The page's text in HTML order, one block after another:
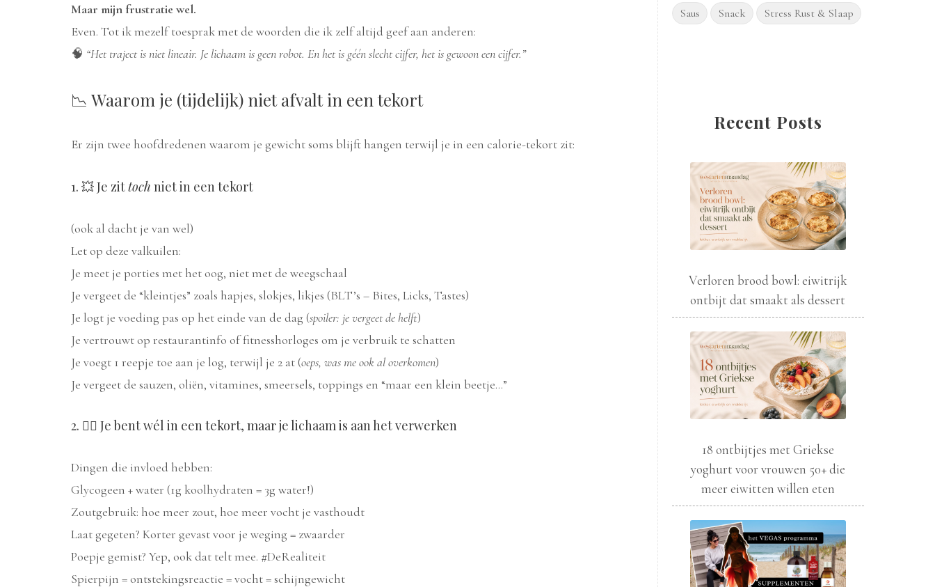
Maar mijn frustratie wel.
Even. Tot ik mezelf toesprak met de woorden die ik zelf altijd geef aan anderen:
🧠 “Het traject is niet lineair. Je lichaam is geen robot. En het is géén slecht cijfer, het is gewoon een cijfer.”
📉 Waarom je (tijdelijk) niet afvalt in een tekort
Er zijn twee hoofdredenen waarom je gewicht soms blijft hangen terwijl je in een calorie-tekort zit:
1. 💥 Je zittoch niet in een tekort
(ook al dacht je van wel)
Let op deze valkuilen:
Je meet je porties met het oog, niet met de weegschaal
Je vergeet de “kleintjes” zoals hapjes, slokjes, likjes (BLT’s – Bites, Licks, Tastes)
Je logt je voeding pas op het einde van de dag (spoiler: je vergeet de helft)
Je vertrouwt op restaurantinfo of fitnesshorloges om je verbruik te schatten
Je voegt 1 reepje toe aan je log, terwijl je 2 at (oeps, was me ook al overkomen)
Je vergeet de sauzen, oliën, vitamines, smeersels, toppings en “maar een klein beetje…”
2. 🧘‍♀️ Je bent wél in een tekort, maar je lichaam is aan het verwerken
Dingen die invloed hebben:
Glycogeen + water (1g koolhydraten = 3g water!)
Zoutgebruik: hoe meer zout, hoe meer vocht je vasthoudt
Laat gegeten? Korter gevast voor je weging = zwaarder
Poepje gemist? Yep, ook dat telt mee. #DeRealiteit
Spierpijn = ontstekingsreactie = vocht = schijngewicht
Saus
Snack Stress Rust & Slaap
Recent Posts
Verloren brood bowl: eiwitrijk
ontbijt dat smaakt als dessert
18 ontbijtjes met Griekse
yoghurt voor vrouwen 50+ die
meer eiwitten willen eten